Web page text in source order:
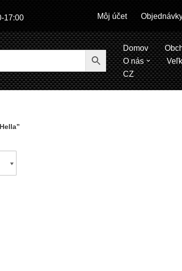
17:00 Môj účet
Domov
O nás
CZ